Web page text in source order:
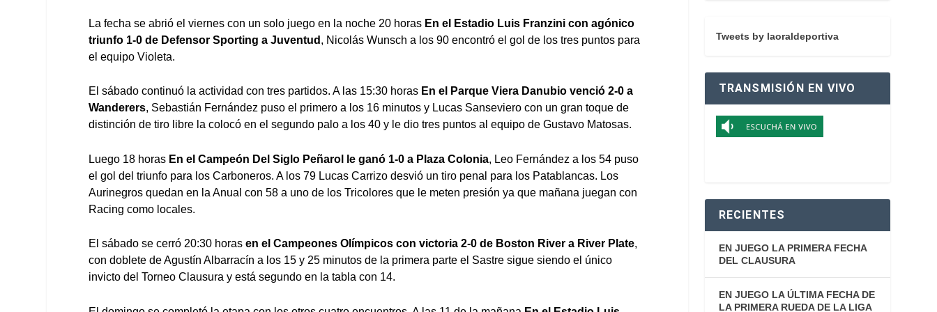
La fecha se abrió el viernes con un solo juego en la noche 20 horas En el Estadio Luis Franzini con agónico
triunfo 1-0 de Defensor Sporting a Juventud , Nicolás Wunsch a los 90 encontró el gol de los tres puntos para
el equipo Violeta.
El sábado continuó la actividad con tres partidos. A las 15:30 horas En el Parque Viera Danubio venció 2-0 a
Wanderers, Sebastián Fernández puso el primero a los 16 minutos y Lucas Sanseviero con un gran toque de
distinción de tiro libre la colocó en el segundo palo a los 40 y le dio tres puntos al equipo de Gustavo Matosas.
Luego 18 horas En el Campeón Del Siglo Peñarol le ganó 1-0 a Plaza Colonia, Leo Fernández a los 54 puso
el gol del triunfo para los Carboneros. A los 79 Lucas Carrizo desvió un tiro penal para los Patablancas. Los
Aurinegros quedan en la Anual con 58 a uno de los Tricolores que le meten presión ya que mañana juegan con
Racing como locales.
El sábado se cerró 20:30 horasen el Campeones Olímpicos con victoria 2-0 de Boston River a River Plate,
con doblete de Agustín Albarracín a los 15 y 25 minutos de la primera parte el Sastre sigue siendo el único
invicto del Torneo Clausura y está segundo en la tabla con 14.
Tweets by laoraldeportiva
TRANSMISIÓN EN VIVO
RECIENTES
EN JUEGO LA PRIMERA FECHA
DEL CLAUSURA
EN JUEGO LA ÚLTIMA FECHA DE
LA PRIMERA RUEDA DE LA LIGA